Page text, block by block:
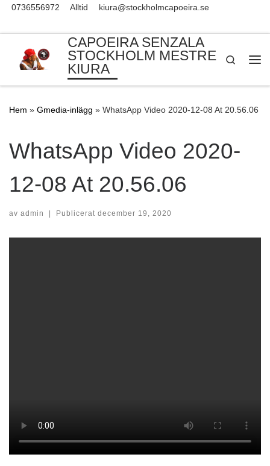
0736556972 Alltid kiura@stockholmcapoeira.se
CAPOEIRA SENZALA
STOCKHOLM MESTRE
KIURA
Search
Hem » Gmedia-inlägg » WhatsApp Video 2020-12-08 At 20.56.06
WhatsApp Video 2020-
12-08 At 20.56.06
av admin | Publicerat december 19, 2020